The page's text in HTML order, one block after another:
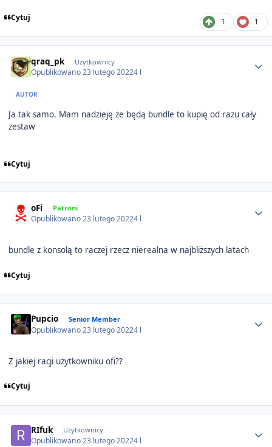
Cytuj 1 1
qraq_pk Użytkownicy
Opublikowano23 lutego 20224 l
AUTOR
Ja tak samo. Mam nadzieję że będą bundle to kupię od razu cały
zestaw
Cytuj
oFi Patroni
Opublikowano23 lutego 20224 l
bundle z konsolą to raczej rzecz nierealna w najbliższych latach
Cytuj
Pupcio Senior Member
Opublikowano23 lutego 20224 l
Z jakiej racji użytkowniku ofi??
Cytuj
RIfuk Użytkownicy
Opublikowano23 lutego 20224 l